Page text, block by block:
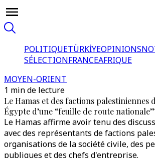
POLITIQUETÜRKİYEOPINIONS
SÉLECTIONFRANCEAFRIQUE
MOYEN-ORIENT
1 min de lecture
Le Hamas et des factions palestiniennes
Égypte d’une “feuille de route nationale”
Le Hamas affirme avoir tenu des
avec des représentants de factions
organisations de la société civile, des
publiques et des chefs d'entreprise.